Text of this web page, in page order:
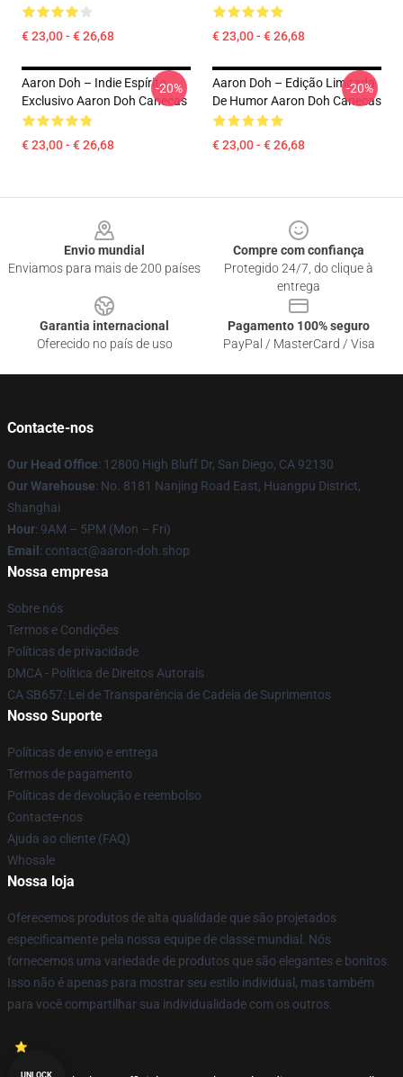
€ 23,00 - € 26,68 € 23,00 - € 26,68
Aaron Doh – Indie Espírito
Exclusivo Aaron Doh Canecas
€ 23,00 - € 26,68
-20%
Aaron Doh – Edição Limitada
De Humor Aaron Doh Canecas
€ 23,00 - € 26,68
-20%
Envio mundial
Enviamos para mais de 200 países
Compre com confiança
Protegido 24/7, do clique à
entrega
Garantia internacional
Oferecido no país de uso
Pagamento 100% seguro
PayPal / MasterCard / Visa
Contacte-nos
Our Head Office: 12800 High Bluff Dr, San Diego, CA 92130
Our Warehouse: No. 8181 Nanjing Road East, Huangpu District,
Shanghai
Hour: 9AM – 5PM (Mon – Fri)
Email : contact@aaron-doh.shop
Nossa empresa
Sobre nós
Termos e Condições
Políticas de privacidade
DMCA - Política de Direitos Autorais
CA SB657: Lei de Transparência de Cadeia de Suprimentos
Nosso Suporte
Políticas de envio e entrega
Termos de pagamento
Políticas de devolução e reembolso
Contacte-nos
Ajuda ao cliente (FAQ)
Whosale
Nossa loja
Oferecemos produtos de alta qualidade que são projetados
especificamente pela nossa equipe de classe mundial. Nós
fornecemos uma variedade de produtos que são elegantes e bonitos.
Isso não é apenas para mostrar seu estilo individual, mas também
para você compartilhar sua individualidade com os outros.
UNLOCK